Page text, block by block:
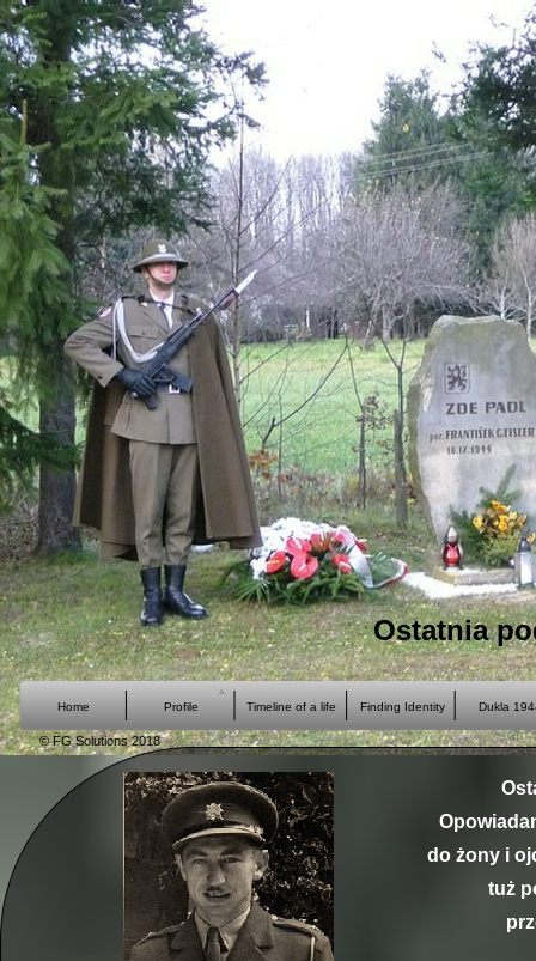
Home Profile Timeline of a life Finding Identity Dukla
© FG Solutions 2018
do żony i
tuż
Ostatnia